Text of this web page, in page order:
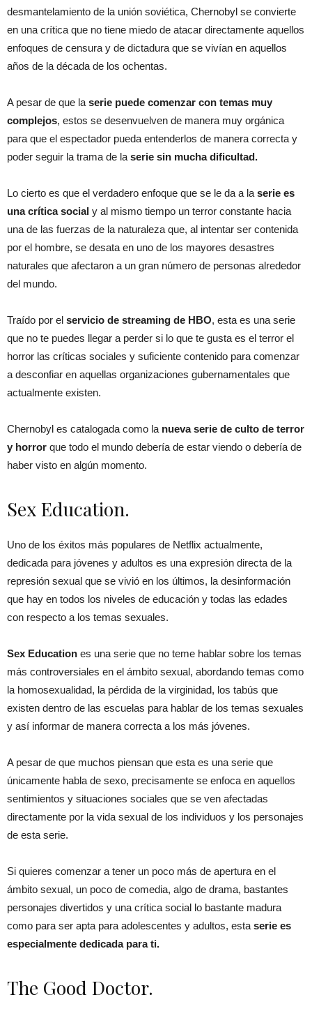
desmantelamiento de la unión soviética, Chernobyl se convierte
en una crítica que no tiene miedo de atacar directamente aquellos
enfoques de censura y de dictadura que se vivían en aquellos
años de la década de los ochentas.
A pesar de que la serie puede comenzar con temas muy
complejos, estos se desenvuelven de manera muy orgánica
para que el espectador pueda entenderlos de manera correcta y
poder seguir la trama de la serie sin mucha dificultad.
Lo cierto es que el verdadero enfoque que se le da a la serie es
una crítica social y al mismo tiempo un terror constante hacia
una de las fuerzas de la naturaleza que, al intentar ser contenida
por el hombre, se desata en uno de los mayores desastres
naturales que afectaron a un gran número de personas alrededor
del mundo.
Traído por el servicio de streaming de HBO, esta es una serie
que no te puedes llegar a perder si lo que te gusta es el terror el
horror las críticas sociales y suficiente contenido para comenzar
a desconfiar en aquellas organizaciones gubernamentales que
actualmente existen.
Chernobyl es catalogada como la nueva serie de culto de terror
y horror que todo el mundo debería de estar viendo o debería de
haber visto en algún momento.
Sex Education.
Uno de los éxitos más populares de Netflix actualmente,
dedicada para jóvenes y adultos es una expresión directa de la
represión sexual que se vivió en los últimos, la desinformación
que hay en todos los niveles de educación y todas las edades
con respecto a los temas sexuales.
Sex Education es una serie que no teme hablar sobre los temas
más controversiales en el ámbito sexual, abordando temas como
la homosexualidad, la pérdida de la virginidad, los tabús que
existen dentro de las escuelas para hablar de los temas sexuales
y así informar de manera correcta a los más jóvenes.
A pesar de que muchos piensan que esta es una serie que
únicamente habla de sexo, precisamente se enfoca en aquellos
sentimientos y situaciones sociales que se ven afectadas
directamente por la vida sexual de los individuos y los personajes
de esta serie.
Si quieres comenzar a tener un poco más de apertura en el
ámbito sexual, un poco de comedia, algo de drama, bastantes
personajes divertidos y una crítica social lo bastante madura
como para ser apta para adolescentes y adultos, esta serie es
especialmente dedicada para ti.
The Good Doctor.